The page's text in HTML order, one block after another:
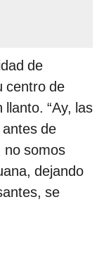
de
centro de
“Ay, las
de
no somos
dejando
se